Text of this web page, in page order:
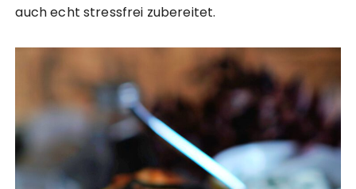
auch echt stressfrei zubereitet.